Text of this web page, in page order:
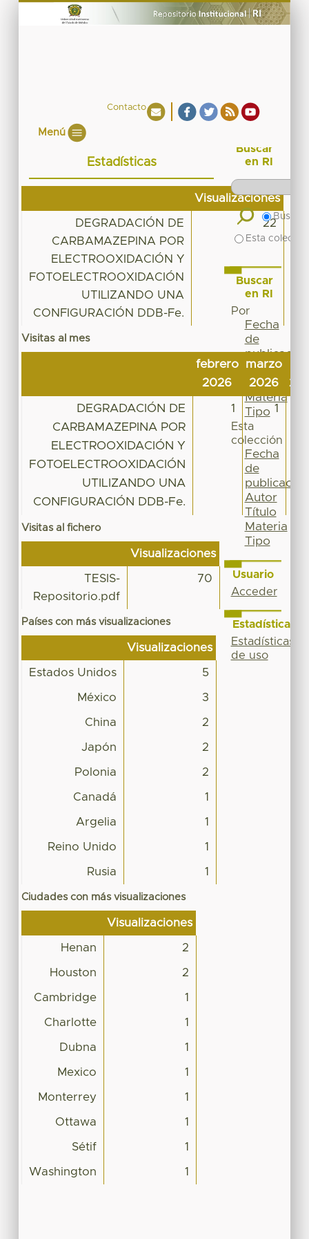
Contacto
Menú
Estadísticas
Visualizaciones
DEGRADACIÓN DE
CARBAMAZEPINA POR
ELECTROOXIDACIÓN Y
FOTOELECTROOXIDACIÓN
UTILIZANDO UNA
CONFIGURACIÓN DDB-Fe.
22
Visitas al mes
febrero
2026
marzo
2026
DEGRADACIÓN DE
CARBAMAZEPINA POR
ELECTROOXIDACIÓN Y
FOTOELECTROOXIDACIÓN
UTILIZANDO UNA
CONFIGURACIÓN DDB-Fe.
1 1
Visitas al fichero
Visualizaciones
TESIS-
Repositorio.pdf
70
Países con más visualizaciones
Visualizaciones
Estados Unidos 5
México 3
China 2
Japón 2
Polonia 2
Canadá 1
Argelia 1
Reino Unido 1
Rusia 1
Ciudades con más visualizaciones
Visualizaciones
Henan 2
Houston 2
Cambridge 1
Charlotte 1
Dubna 1
Mexico 1
Monterrey 1
Ottawa 1
Sétif 1
Washington 1
Buscar
en RI
Buscar
Esta
Buscar
en RI
Por
Fecha
de
publicación
Autor
Título
Materia
Tipo
Esta
colección
Fecha
de
publicación
Autor
Título
Materia
Tipo
Usuario
Acceder
Estadísticas
Estadísticas
de uso